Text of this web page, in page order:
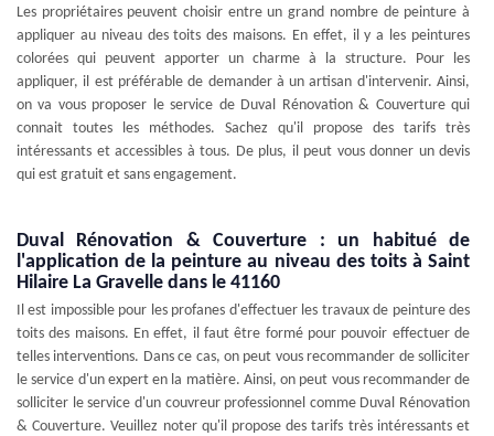
Les propriétaires peuvent choisir entre un grand nombre de peinture à
appliquer au niveau des toits des maisons. En effet, il y a les peintures
colorées qui peuvent apporter un charme à la structure. Pour les
appliquer, il est préférable de demander à un artisan d'intervenir. Ainsi,
on va vous proposer le service de Duval Rénovation & Couverture qui
connait toutes les méthodes. Sachez qu'il propose des tarifs très
intéressants et accessibles à tous. De plus, il peut vous donner un devis
qui est gratuit et sans engagement.
Duval Rénovation & Couverture : un habitué de
l'application de la peinture au niveau des toits à Saint
Hilaire La Gravelle dans le 41160
Il est impossible pour les profanes d'effectuer les travaux de peinture des
toits des maisons. En effet, il faut être formé pour pouvoir effectuer de
telles interventions. Dans ce cas, on peut vous recommander de solliciter
le service d'un expert en la matière. Ainsi, on peut vous recommander de
solliciter le service d'un couvreur professionnel comme Duval Rénovation
& Couverture. Veuillez noter qu'il propose des tarifs très intéressants et